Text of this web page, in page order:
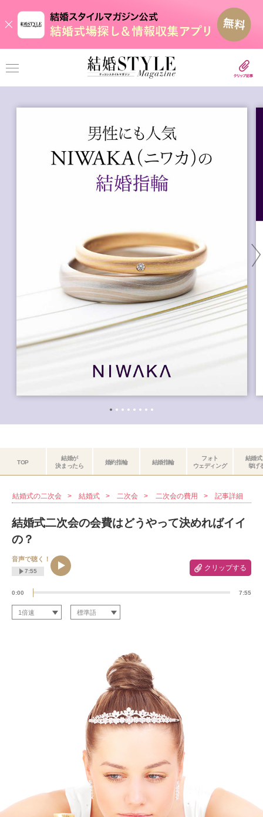
TOP
結婚が
決まったら
婚約指輪 結婚指輪
フォト
ウェディング
結婚
挙げ
結婚式の二次会 結婚式 二次会 二次会の費用 記事詳細
結婚式二次会の会費はどうやって決めればイイ
の？
クリップする
音声で聴く！
7:55
0:00 7:55